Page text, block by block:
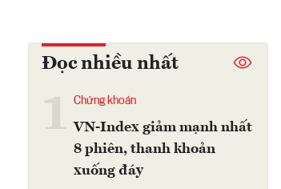
Đọc nhiều nhất
Chứng khoán
VN-Index giảm mạnh nhất
8 phiên, thanh khoản
xuống đáy